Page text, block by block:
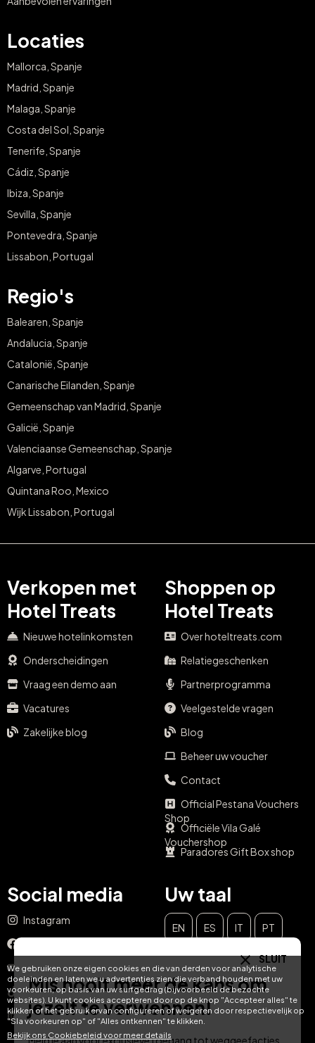
We gebruiken onze eigen cookies en die van derden voor analytische
doeleinden en laten we u advertenties zien die verband houden met uw
voorkeuren, op basis van uw surfgedrag (bijvoorbeeld de bezochte
websites). U kunt cookies accepteren door op de knop "Accepteer alles" te
klikken of het gebruik ervan configureren of weigeren door respectievelijk op
"Sla voorkeuren op" of "Alles ontkennen" te klikken.
Bekijk ons ​​Cookiebeleid voor meer details
Locaties
Mallorca, Spanje
Madrid, Spanje
Malaga, Spanje
Costa del Sol, Spanje
Tenerife, Spanje
Cádiz, Spanje
Ibiza, Spanje
Sevilla, Spanje
Pontevedra, Spanje
Lissabon, Portugal
Regio's
Balearen, Spanje
Andalucia, Spanje
Catalonië, Spanje
Canarische Eilanden, Spanje
Gemeenschap van Madrid, Spanje
Galicië, Spanje
Valenciaanse Gemeenschap, Spanje
Algarve, Portugal
Quintana Roo, Mexico
Wijk Lissabon, Portugal
Verkopen met
Hotel Treats
Nieuwe hotelinkomsten
Onderscheidingen
Vraag een demo aan
Vacatures
Zakelijke blog
Shoppen op
Hotel Treats
Over hoteltreats.com
Relatiegeschenken
Partnerprogramma
Veelgestelde vragen
Blog
Beheer uw voucher
Contact
Official Pestana Vouchers
Shop
Officiële Vila Galé
Vouchershop
Paradores Gift Box shop
Social media
Instagram
YouTube
TikTok
LinkedIn
Uw taal
EN ES IT PT
NL SLUIT
Mis nooit meer de kans om
jezelf te verwennen!
Meld je aan voor exclusieve toegang tot weggeefacties